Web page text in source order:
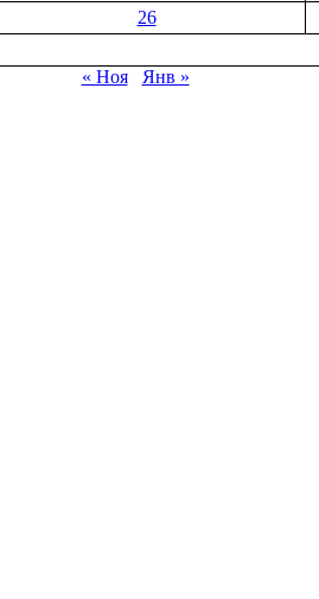
26
« Ноя
Янв »